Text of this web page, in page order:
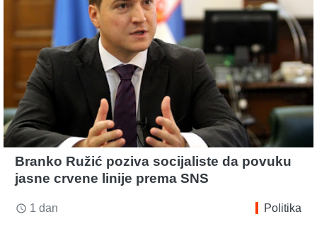
Branko Ružić poziva socijaliste da povuku
jasne crvene linije prema SNS
access_time 1 dan Politika